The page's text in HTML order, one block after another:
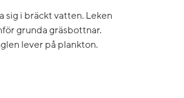
sig i bräckt vatten. Leken
grunda gräsbottnar.
lever på plankton.